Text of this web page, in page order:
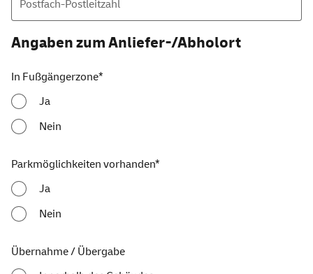
Postfach-Postleitzahl
Angaben zum Anliefer-/Abholort
In Fußgängerzone*
Ja
Nein
Parkmöglichkeiten vorhanden*
Ja
Nein
Übernahme / Übergabe